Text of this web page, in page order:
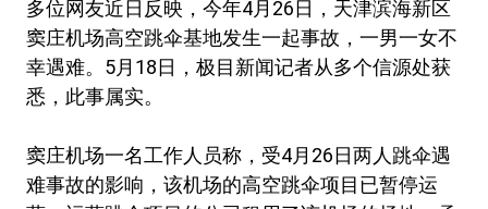
多位网友近日反映，今年4月26日，天津滨海新区
窦庄机场高空跳伞基地发生一起事故，一男一女不
幸遇难。5月18日，极目新闻记者从多个信源处获
悉，此事属实。
窦庄机场一名工作人员称，受4月26日两人跳伞遇
难事故的影响，该机场的高空跳伞项目已暂停运